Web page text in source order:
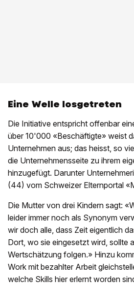
Eine Welle losgetreten
Die Initiative entspricht offenbar
über 10'000 «Beschäftigte» weist
Unternehmen aus; das heisst, so
die Unternehmensseite zu ihrem
hinzugefügt. Darunter
(44) vom Schweizer Elternportal
Die Mutter von drei Kindern sagt:
leider immer noch als Synonym
wir doch alle, dass Zeit eigentlich
Dort, wo sie eingesetzt wird, sollte
Wertschätzung folgen.» Hinzu
Work mit bezahlter Arbeit
welche Skills hier erlernt worden